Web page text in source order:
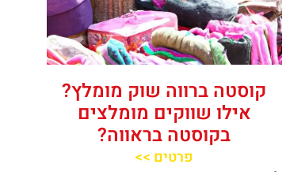
קוסטה ברווה שוק מומלץ?
אילו שווקים מומלצים
בקוסטה בראווה?
פרטים >>